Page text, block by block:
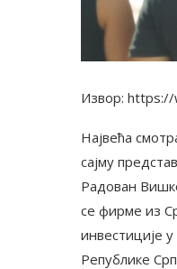
Извор:
Највећа
сајму
Радован
се фирме из
инвестиције у
Републике